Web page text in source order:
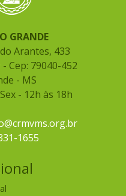
GRANDE
Arantes, 433
Cep: 79040-452
- MS
- 12h às 18h
1655